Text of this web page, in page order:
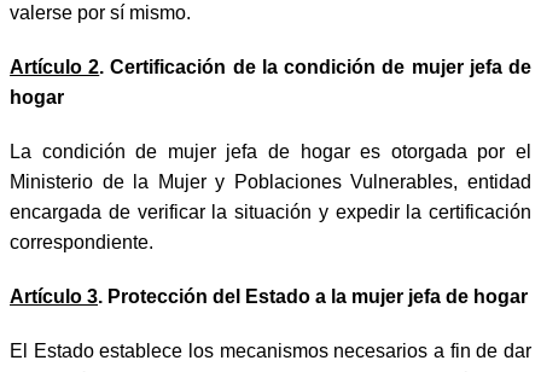
valerse por sí mismo.
Artículo 2. Certificación de la condición de mujer jefa de
hogar
La condición de mujer jefa de hogar es otorgada por el
Ministerio de la Mujer y Poblaciones Vulnerables, entidad
encargada de verificar la situación y expedir la certificación
correspondiente.
Artículo 3. Protección del Estado a la mujer jefa de hogar
El Estado establece los mecanismos necesarios a fin de dar